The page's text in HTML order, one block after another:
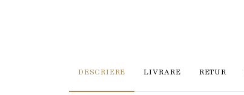
DESCRIERE LIVRARE RETUR